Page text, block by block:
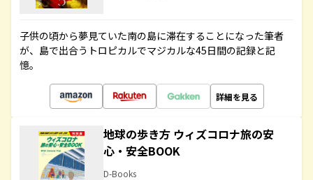
子供の頃から夢見ていた南の島に滞在することになった筆者
が、島で出合うトロピカルでマジカルな45日間の記録と記
憶。
詳細を見る
地球の歩き方 ウィズコロナ旅の安
心・安全BOOK
D-Books